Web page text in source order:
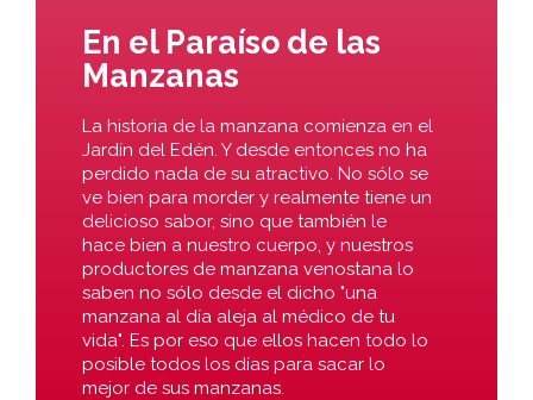
En el Paraíso de las
Manzanas
La historia de la manzana comienza en el
Jardín del Edén. Y desde entonces no ha
perdido nada de su atractivo. No sólo se
ve bien para morder y realmente tiene un
delicioso sabor, sino que también le
hace bien a nuestro cuerpo, y nuestros
productores de manzana venostana lo
saben no sólo desde el dicho "una
manzana al día aleja al médico de tu
vida". Es por eso que ellos hacen todo lo
posible todos los días para sacar lo
mejor de sus manzanas.